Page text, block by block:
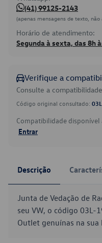
(41) 99125-2143
(apenas mensagens de texto,
Horário de atendimento:
Segunda à sexta, das 8h
Verifique a
Consulte a
Código original consultado:
Compatibilidade
Entrar
Descrição
Junta de Vedação de
seu VW, o código 03L-
Outlet genuínas na